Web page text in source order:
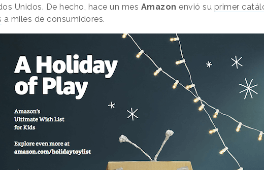
Unidos. De hecho, hace un mes Amazon envió su primer
a miles de consumidores.